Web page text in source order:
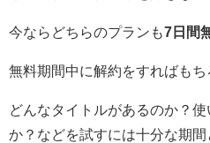
今ならどちらのプランも7日間
無料期間中に解約をすればもち
どんなタイトルがあるのか？
か？などを試すには十分な期